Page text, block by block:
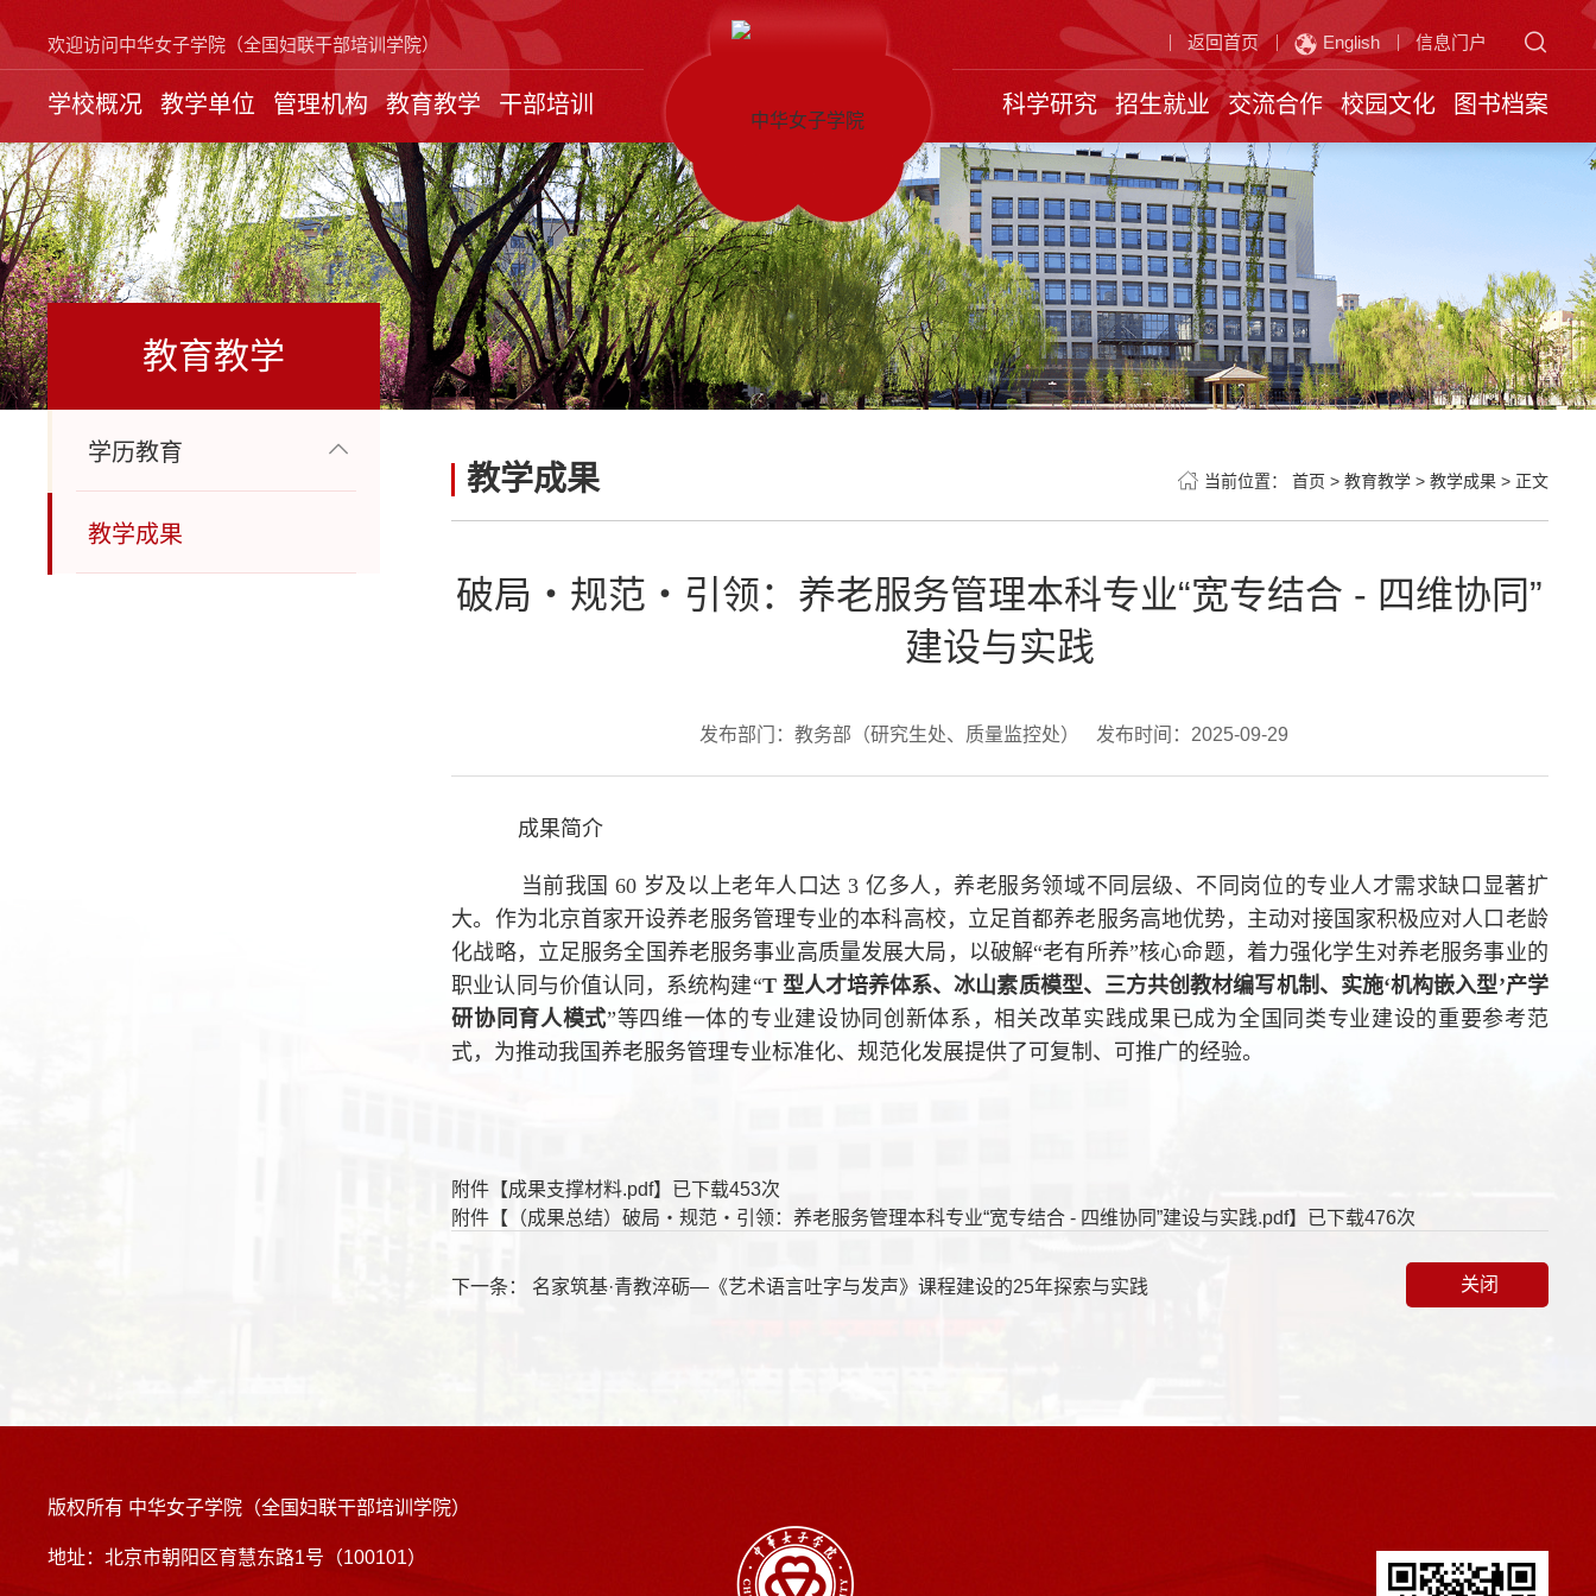
欢迎访问中华女子学院（全国妇联干部培训学院） 返回首页 English 信息门户
学校概况 教学单位 管理机构 教育教学 干部培训 科学研究 招生就业 交流合作 校园文化 图书档案
教育教学
学历教育
教学成果
教学成果 当前位置： 首页 > 教育教学> 教学成果> 正文
破局・规范・引领：养老服务管理本科专业“宽专结合 - 四维协同”
建设与实践
发布部门：教务部（研究生处、质量监控处） 发布时间：2025-09-29
成果简介
当前我国 60 岁及以上老年人口达 3 亿多人，养老服务领域不同层级、不同岗位的专业人才需求缺口显著扩
大。作为北京首家开设养老服务管理专业的本科高校，立足首都养老服务高地优势，主动对接国家积极应对人口老龄
化战略，立足服务全国养老服务事业高质量发展大局，以破解“老有所养”核心命题，着力强化学生对养老服务事业的
职业认同与价值认同，系统构建“T 型人才培养体系、冰山素质模型、三方共创教材编写机制、实施‘机构嵌入型’产学
研协同育人模式”等四维一体的专业建设协同创新体系，相关改革实践成果已成为全国同类专业建设的重要参考范
式，为推动我国养老服务管理专业标准化、规范化发展提供了可复制、可推广的经验。
附件【成果支撑材料.pdf】已下载453次
附件【 （成果总结）破局・规范・引领：养老服务管理本科专业“宽专结合 - 四维协同”建设与实践.pdf】已下载476次
下一条： 名家筑基·青教淬砺—《艺术语言吐字与发声》课程建设的25年探索与实践 关闭
版权所有 中华女子学院（全国妇联干部培训学院）
地址：北京市朝阳区育慧东路1号（100101）